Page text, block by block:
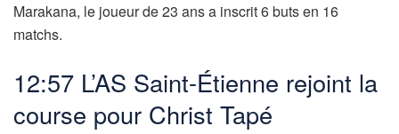
Marakana, le joueur de 23 ans a inscrit 6 buts en 16
matchs.
12:57 L’AS Saint-Étienne rejoint la
course pour Christ Tapé